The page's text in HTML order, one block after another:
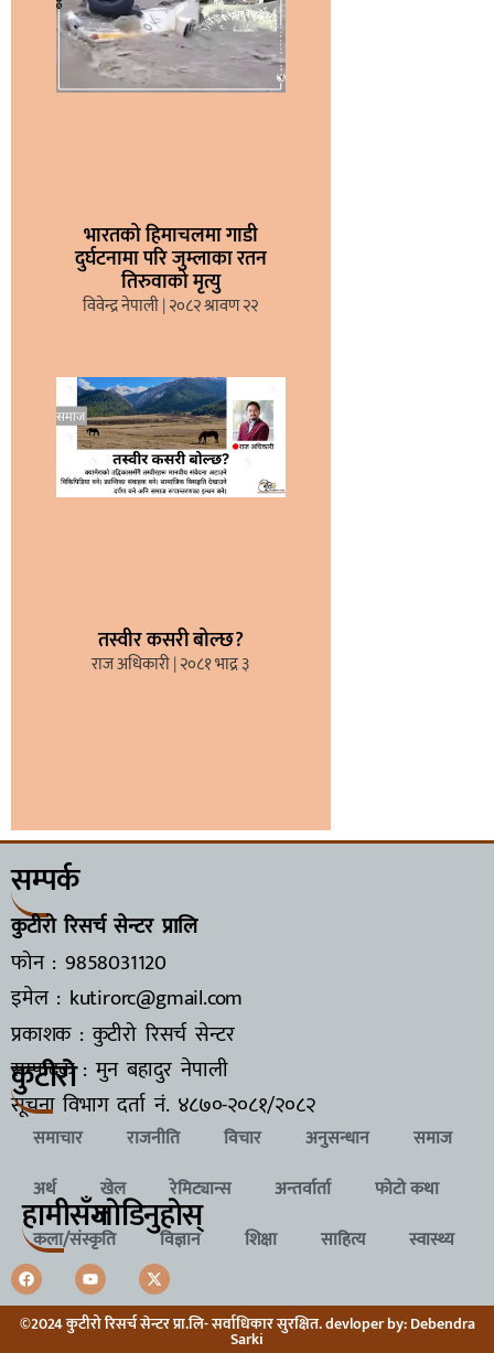
भारतको हिमाचलमा गाडी
दुर्घटनामा परि जुम्लाका रतन
तिरुवाको मृत्यु
विवेन्द्र नेपाली २०८२ श्रावण २२
तस्वीर कसरी बोल्छ?
राज अधिकारी २०८१ भाद्र ३
सम्पर्क
कुटीरो रिसर्च सेन्टर प्रालि
फोन : 9858031120
इमेल : kutirorc@gmail.com
प्रकाशक : कुटीरो रिसर्च सेन्टर
सम्पादक : मुन बहादुर नेपाली
सूचना विभाग दर्ता नं. ४८७०-२०८१/२०८२
कुटीरो
समाचार राजनीति विचार अनुसन्धान
समाज
अर्थ
खेल रेमिट्यान्स अन्तर्वार्ता
फोटो कथा
कला/संस्कृति
विज्ञान शिक्षा साहित्य स्वास्थ्य
हामीसँगजाेडिनुहाेस्
©2024 कुटीरो रिसर्च सेन्टर प्रा.लि- सर्वाधिकार सुरक्षित. devloper by: Debendra
Sarki